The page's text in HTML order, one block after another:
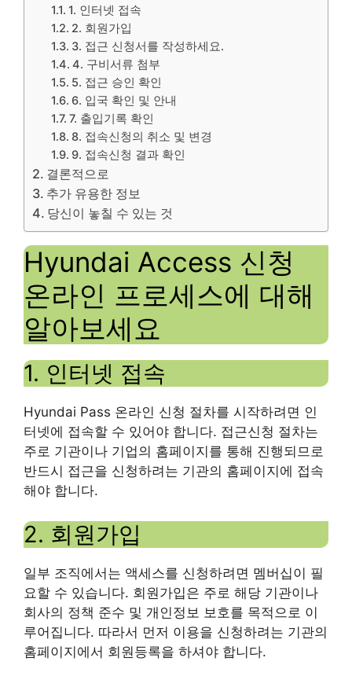
1. 인터넷 접속
2. 회원가입
3. 접근 신청서를 작성하세요.
4. 구비서류 첨부
5. 접근 승인 확인
6. 입국 확인 및 안내
7. 출입기록 확인
8. 접속신청의 취소 및 변경
9. 접속신청 결과 확인
결론적으로
추가 유용한 정보
당신이 놓칠 수 있는 것
Hyundai Access 신청
온라인 프로세스에 대해
알아보세요
1. 인터넷 접속
Hyundai Pass 온라인 신청 절차를 시작하려면 인
터넷에 접속할 수 있어야 합니다. 접근신청 절차는
주로 기관이나 기업의 홈페이지를 통해 진행되므로
반드시 접근을 신청하려는 기관의 홈페이지에 접속
해야 합니다.
2. 회원가입
일부 조직에서는 액세스를 신청하려면 멤버십이 필
요할 수 있습니다. 회원가입은 주로 해당 기관이나
회사의 정책 준수 및 개인정보 보호를 목적으로 이
루어집니다. 따라서 먼저 이용을 신청하려는 기관의
홈페이지에서 회원등록을 하셔야 합니다.